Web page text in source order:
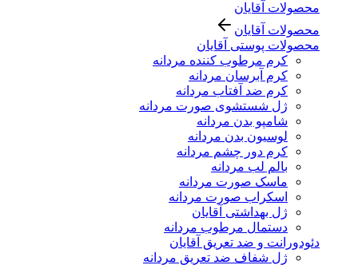
محصولات آقایان
محصولات آقایان
محصولات پوستی آقایان
کرم مرطوب کننده مردانه
کرم آبرسان مردانه
کرم ضد آفتاب مردانه
ژل شستشوی صورت مردانه
شامپو بدن مردانه
لوسیون بدن مردانه
کرم دور چشم مردانه
بالم لب مردانه
ماسک صورت مردانه
اسکراب صورت مردانه
ژل بهداشتی آقایان
دستمال مرطوب مردانه
دئودورانت و ضد تعریق آقایان
ژل شفاف ضد تعریق مردانه